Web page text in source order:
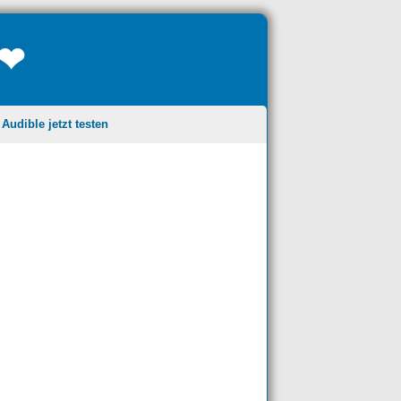
jetzt testen